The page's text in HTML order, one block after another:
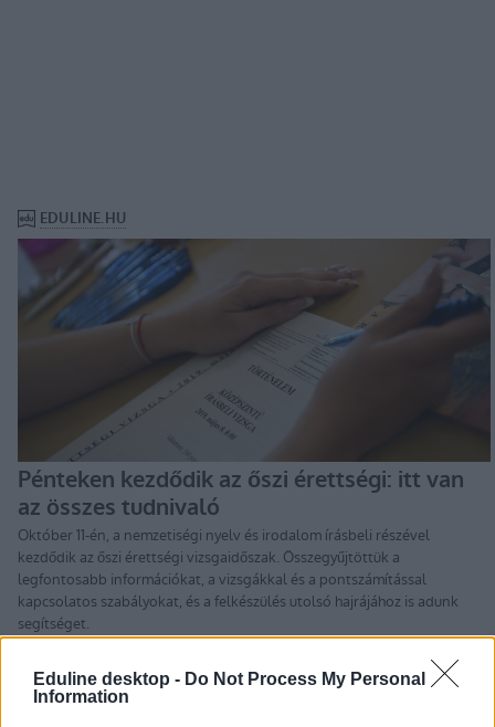
Eduline desktop - Do Not Process My Personal
Information